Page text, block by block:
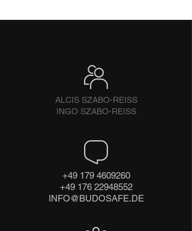
ALCIS SZABO-REISS
INGO SZABO-REISS
INFO@BUDOSAFE.DE
+49 179 4609260
+49 176 22948552